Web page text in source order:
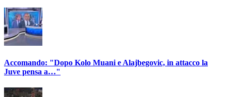
Accomando: "Dopo Kolo Muani e Alajbegovic, in attacco la
Juve pensa a…"